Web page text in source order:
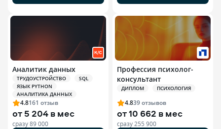
Аналитик данных
ТРУДОУСТРОЙСТВО
SQL
ЯЗЫК PYTHON
АНАЛИТИКА ДАННЫХ
4.8161 отзыв
от 5 204 в мес
сразу89 000
Профессия психолог-
консультант
ДИПЛОМ ПСИХОЛОГИЯ
4.839отзывов
от10 662 в мес
сразу 255 900